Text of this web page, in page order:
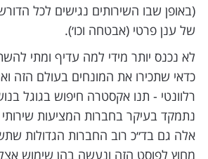
(באופן שבו השירותים נגישים לכל
של ענן פרטי (אבטחה וכו׳).
לא נכנס יותר מידי למה עדיף ומתי
כדאי שתכירו את המונחים בעולם הזה
רלוונטי - תנו אקסטרה חיפוש בגוגל
נתמקד בעיקר בחברות המציעות
אלה גם בד״כ רוב החברות הגדולות
מחוץ לפוסט הזה ונעשה בהן שימוש